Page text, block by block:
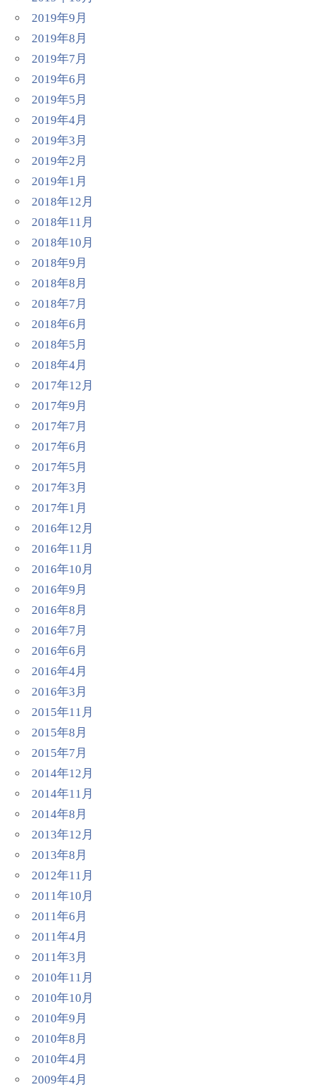
2019年9月
2019年8月
2019年7月
2019年6月
2019年5月
2019年4月
2019年3月
2019年2月
2019年1月
2018年12月
2018年11月
2018年10月
2018年9月
2018年8月
2018年7月
2018年6月
2018年5月
2018年4月
2017年12月
2017年9月
2017年7月
2017年6月
2017年5月
2017年3月
2017年1月
2016年12月
2016年11月
2016年10月
2016年9月
2016年8月
2016年7月
2016年6月
2016年4月
2016年3月
2015年11月
2015年8月
2015年7月
2014年12月
2014年11月
2014年8月
2013年12月
2013年8月
2012年11月
2011年10月
2011年6月
2011年4月
2011年3月
2010年11月
2010年10月
2010年9月
2010年8月
2010年4月
2009年4月